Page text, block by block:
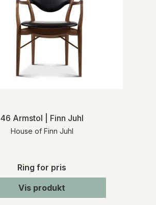
46 Armstol | Finn Juhl
House of Finn Juhl
Ring for pris
Vis produkt